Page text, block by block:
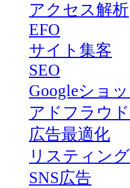
アクセス解析
EFO
サイト集客
SEO
Googleショ
アドフラウド
広告最適化
リスティン
SNS広告